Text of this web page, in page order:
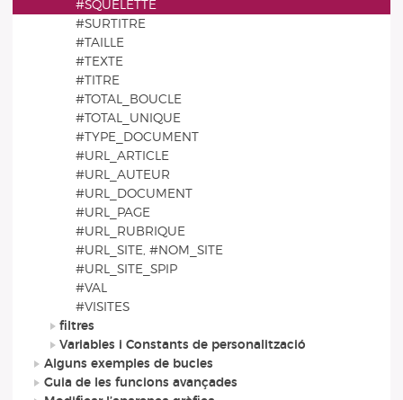
#SQUELETTE
#SURTITRE
#TAILLE
#TEXTE
#TITRE
#TOTAL_BOUCLE
#TOTAL_UNIQUE
#TYPE_DOCUMENT
#URL_ARTICLE
#URL_AUTEUR
#URL_DOCUMENT
#URL_PAGE
#URL_RUBRIQUE
#URL_SITE, #NOM_SITE
#URL_SITE_SPIP
#VAL
#VISITES
filtres
Variables i Constants de personalització
Alguns exemples de bucles
Guia de les funcions avançades